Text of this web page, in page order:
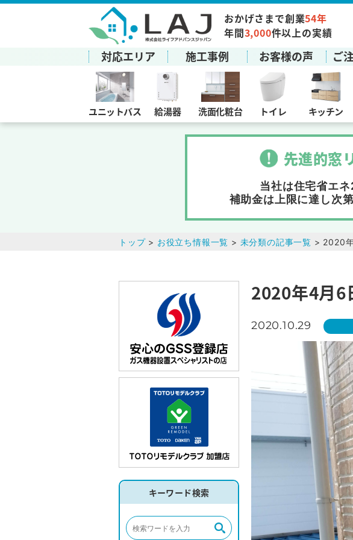
おかげさまで創業54年
年間3,000件以上の実績
対応エリア 施工事例 お客様の声 ご
ユニットバス 給湯器 洗面化粧台 トイレ キッチン
先進的窓
当社は住宅省エ
補助金は上限に達し次
トップ> お役立ち情報一覧 > 未分類の記事一覧 > 2020
キーワード検索
2020年4月6
2020.10.29